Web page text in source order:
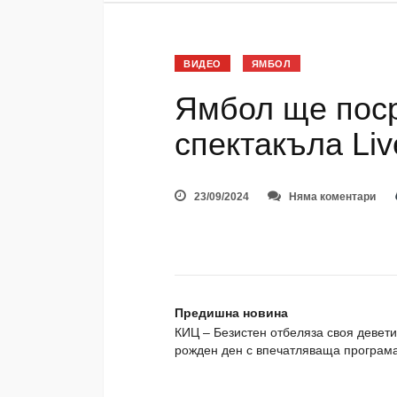
ВИДЕО ЯМБОЛ
Ямбол ще
спектакъла
23/09/2024 Няма коментари
Предишна новина
КИЦ – Безистен отбеляза своя девети
рожден ден с впечатляваща